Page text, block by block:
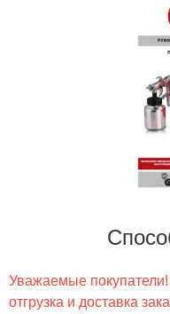
Уважаемые
отгрузка и доставка